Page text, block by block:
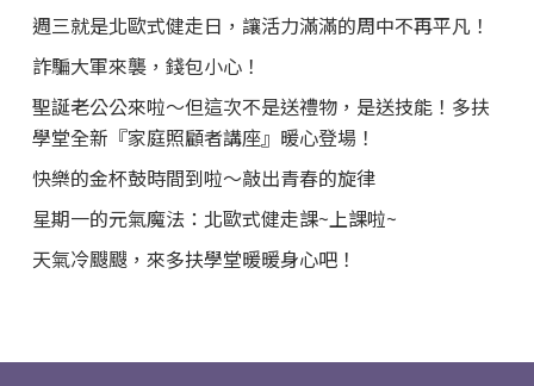
週三就是北歐式健走日，讓活力滿滿的周中不再平凡！
詐騙大軍來襲，錢包小心！
聖誕老公公來啦～但這次不是送禮物，是送技能！多扶
學堂全新『家庭照顧者講座』暖心登場！
快樂的金杯鼓時間到啦～敲出青春的旋律
星期一的元氣魔法：北歐式健走課~上課啦~
天氣冷颼颼，來多扶學堂暖暖身心吧！